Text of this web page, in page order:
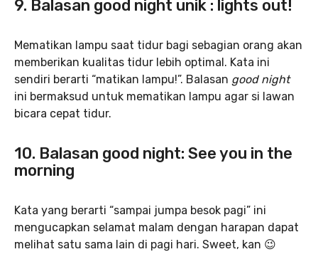
9. Balasan good night unik : lights out!
Mematikan lampu saat tidur bagi sebagian orang akan
memberikan kualitas tidur lebih optimal. Kata ini
sendiri berarti “matikan lampu!”. Balasan good night
ini bermaksud untuk mematikan lampu agar si lawan
bicara cepat tidur.
10. Balasan good night: See you in the
morning
Kata yang berarti “sampai jumpa besok pagi” ini
mengucapkan selamat malam dengan harapan dapat
melihat satu sama lain di pagi hari. Sweet, kan 😉